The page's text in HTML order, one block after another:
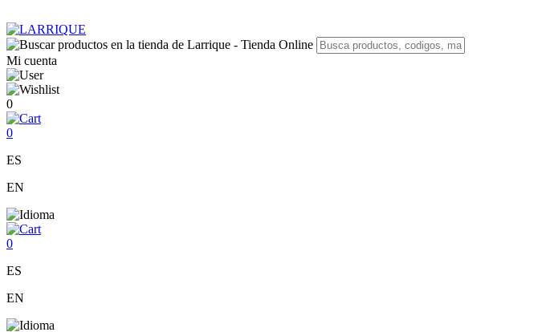
Mi cuenta
0
0
ES
EN
0
ES
EN